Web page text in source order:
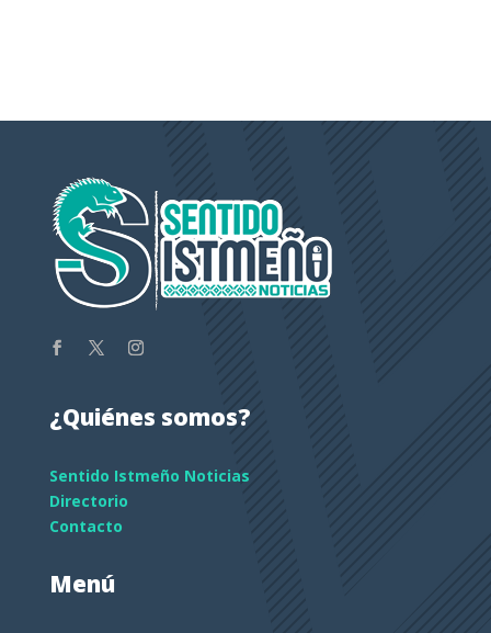
¿Quiénes somos?
Sentido Istmeño Noticias
Directorio
Contacto
Menú